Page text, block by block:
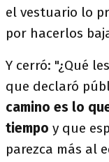
el vestuario lo
por hacerlos
Y cerró: "¿Qué
que declaró
camino es lo
tiempo y que
parezca más al